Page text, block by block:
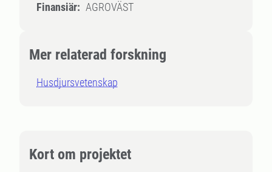
Finansiär: AGROVÄST
Mer relaterad forskning
Husdjursvetenskap
Kort om projektet